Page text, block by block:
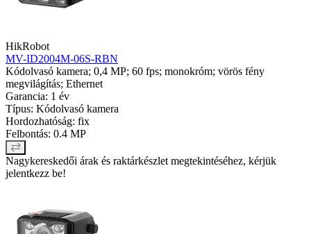
HikRobot
MV-ID2004M-06S-RBN
Kódolvasó kamera; 0,4 MP; 60 fps; monokróm; vörös fény
megvilágítás; Ethernet
Garancia: 1 év
Típus: Kódolvasó kamera
Hordozhatóság: fix
Felbontás: 0.4 MP
Nagykereskedői árak és raktárkészlet megtekintéséhez, kérjük
jelentkezz be!